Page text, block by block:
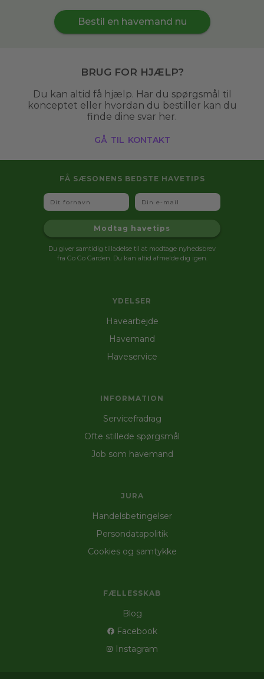
Bestil en havemand nu
Brug for hjælp?
Du kan altid få hjælp. Har du spørgsmål til
konceptet eller hvordan du bestiller kan du
finde dine svar her.
gå til kontakt
YDELSER
Havearbejde
Havemand
Haveservice
INFORMATION
Servicefradrag
Ofte stillede spørgsmål
Job som havemand
JURA
Handelsbetingelser
Persondatapolitik
Cookies og samtykke
FÆLLESSKAB
Blog
Facebook
Instagram
FÅ SÆSONENS BEDSTE HAVETIPS
Fornavn Email
Modtag havetips
Du giver samtidig tilladelse til at modtage nyhedsbrev
fra Go Go Garden. Du kan altid afmelde dig igen.